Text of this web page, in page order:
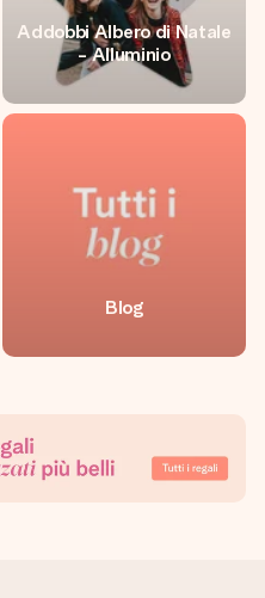
Addobbi Albero di Natale
- Alluminio
Blog